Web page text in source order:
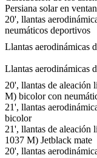
Persiana solar en
20', llantas
neumáticos deportivos
Llantas aerodinámicas
Llantas aerodinámicas
20', llantas de aleación
M) bicolor con
21', llantas
bicolor
21', llantas de aleación
1037 M) Jetblack mate
20', llantas